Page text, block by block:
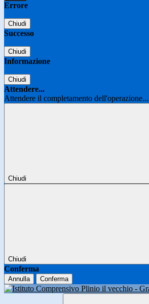
Errore
Chiudi
Successo
Chiudi
Informazione
Chiudi
Attendere...
Attendere il completamento dell'operazione...
Chiudi
Chiudi
Conferma
Annulla Conferma